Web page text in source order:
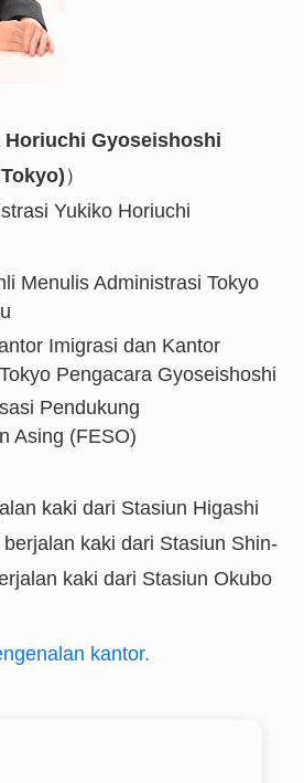
Horiuchi Gyoseishoshi
）
Yukiko Horiuchi
Menulis Administrasi Tokyo
Imigrasi dan Kantor
Pengacara Gyoseishoshi
Pendukung
Asing (FESO)
kaki dari Stasiun Higashi
kaki dari Stasiun Shin-
kaki dari Stasiun Okubo
kantor.